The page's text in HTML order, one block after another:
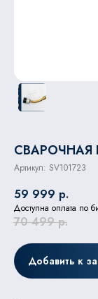
СВАРОЧНАЯ
Артикул: SV101723
59 999 р.
Доступна оплата по
70 499 р.
Добавить к